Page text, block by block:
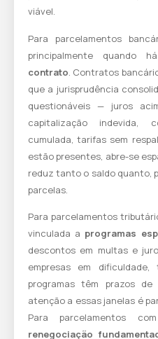
viável.
Para parcelamentos
principalmente quando
contrato . Contratos
que a jurisprudência
questionáveis — juros
capitalização indevida,
cumulada, tarifas sem
estão presentes, abre-se
reduz tanto o saldo quanto,
parcelas.
Para parcelamentos
vinculada a programas
descontos em multas e
empresas em dificuldade,
programas têm prazos
atenção a essas janelas é
Para parcelamentos
renegociação